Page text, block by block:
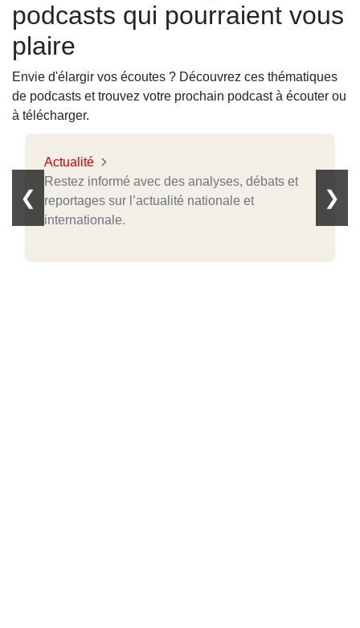
podcasts qui pourraient vous
plaire
Envie d'élargir vos écoutes ? Découvrez ces thématiques
de podcasts et trouvez votre prochain podcast à écouter ou
à télécharger.
❮
Actualité
Restez informé avec des analyses, débats et
reportages sur l’actualité nationale et
internationale.
❯